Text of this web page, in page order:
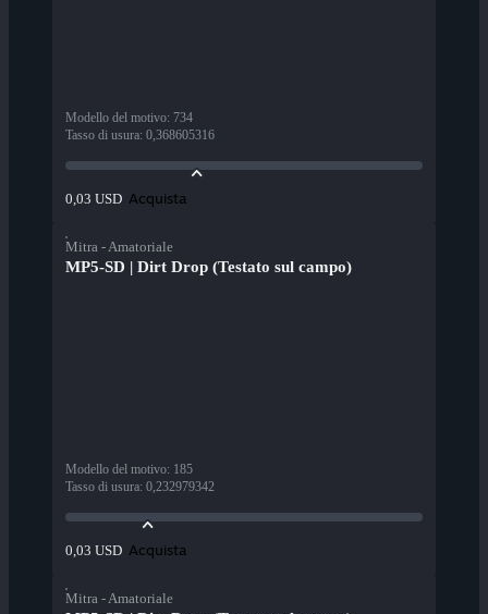
Modello del motivo: 734
Tasso di usura: 0,368605316
0,03 USD Acquista
Mitra - Amatoriale
MP5-SD | Dirt Drop (Testato sul campo)
Modello del motivo: 185
Tasso di usura: 0,232979342
0,03 USD Acquista
Mitra - Amatoriale